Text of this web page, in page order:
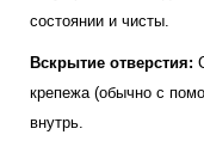
состоянии и чисты.
Вскрытие отверстия:
крепежа (обычно с
внутрь.